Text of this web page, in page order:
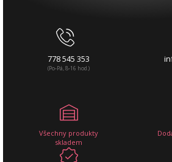
778 545 353
(Po-Pá, 8-16 hod.)
Všechny produkty
skladem